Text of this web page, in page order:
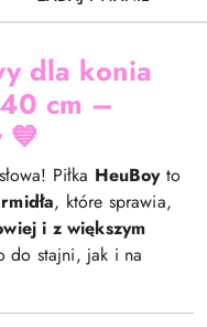
dla konia
cm –
💙
Piłka HeuBoyto
, które sprawia,
i z większym
do stajni, jak i na